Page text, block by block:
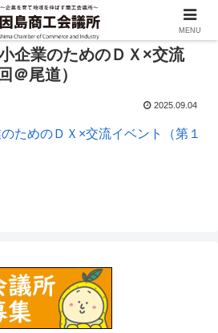
企業のためのＤＸ×交流
＠尾道）
2025.09.04
ためのＤＸ×交流イベント（第１
MENU